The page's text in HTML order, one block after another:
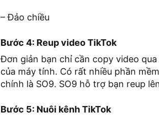
– Đảo chiều
Bước 4: Reup video TikTok
Đơn giản bạn chỉ cần copy video
của máy tính. Có rất nhiều phần
chính là SO9. SO9 hỗ trợ bạn reup
Bước 5: Nuôi kênh TikTok